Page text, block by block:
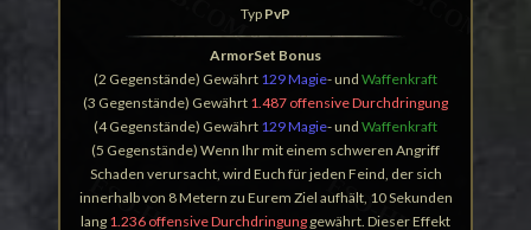
Typ PvP
ArmorSet Bonus
(2 Gegenstände) Gewährt 129 Magie- und Waffenkraft
(3 Gegenstände) Gewährt 1.487 offensive Durchdringung
(4 Gegenstände) Gewährt 129 Magie- und Waffenkraft
(5 Gegenstände) Wenn Ihr mit einem schweren Angriff
Schaden verursacht, wird Euch für jeden Feind, der sich
innerhalb von 8 Metern zu Eurem Ziel aufhält, 10 Sekunden
lang 1.236 offensive Durchdringung gewährt. Dieser Effekt